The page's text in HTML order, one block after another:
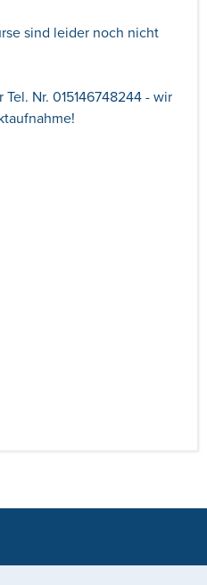
sind leider noch nicht
Nr. 015146748244 - wir